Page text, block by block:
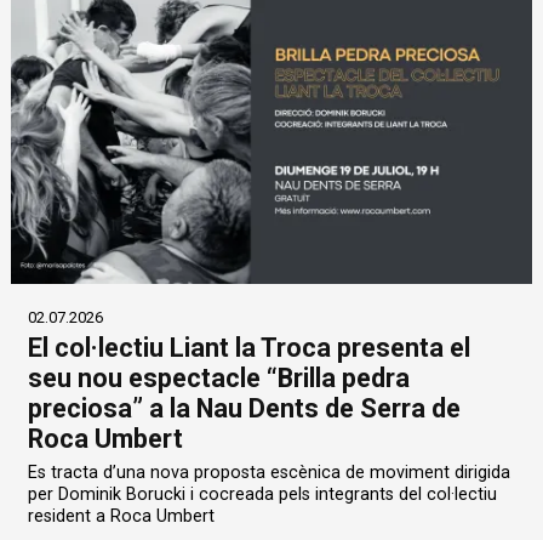
02.07.2026
El col·lectiu Liant la Troca presenta el
seu nou espectacle “Brilla pedra
preciosa” a la Nau Dents de Serra de
Roca Umbert
Es tracta d’una nova proposta escènica de moviment dirigida
per Dominik Borucki i cocreada pels integrants del col·lectiu
resident a Roca Umbert